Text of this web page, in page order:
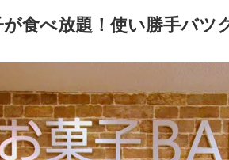
が食べ放題！使い勝手バ